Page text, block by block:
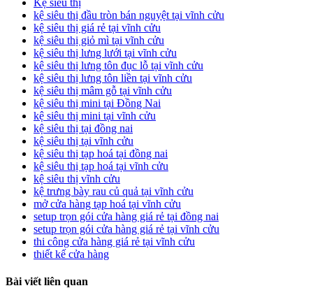
Kệ siêu thị
kệ siêu thị đầu tròn bán nguyệt tại vĩnh cửu
kệ siêu thị giá rẻ tại vĩnh cửu
kệ siêu thị giỏ mì tại vĩnh cửu
kệ siêu thị lưng lưới tại vĩnh cửu
kệ siêu thị lưng tôn đục lỗ tại vĩnh cửu
kệ siêu thị lưng tôn liền tại vĩnh cửu
kệ siêu thị mâm gỗ tại vĩnh cửu
kệ siêu thị mini tại Đồng Nai
kệ siêu thị mini tại vĩnh cửu
kệ siêu thị tại đồng nai
kệ siêu thị tại vĩnh cửu
kệ siêu thị tạp hoá tại đồng nai
kệ siêu thị tạp hoá tại vĩnh cửu
kệ siêu thị vĩnh cửu
kệ trưng bày rau củ quả tại vĩnh cửu
mở cửa hàng tạp hoá tại vĩnh cửu
setup trọn gói cửa hàng giá rẻ tại đồng nai
setup trọn gói cửa hàng giá rẻ tại vĩnh cửu
thi công cửa hàng giá rẻ tại vĩnh cửu
thiết kế cửa hàng
Bài viết liên quan